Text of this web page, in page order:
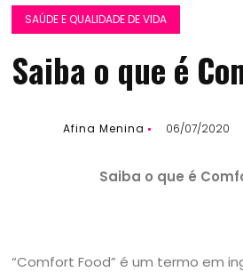
SAÚDE E QUALIDADE DE VIDA
Saiba o que é
Afina Menina 06/07/2020
Saiba o que é
“Comfort Food” é um termo em